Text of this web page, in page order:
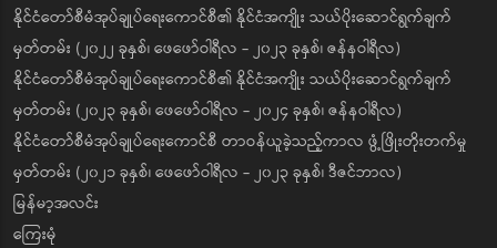
နိုင်ငံတော်စီမံအုပ်ချုပ်ရေးကောင်စီ၏ နိုင်ငံအကျိုး သယ်ပိုးဆောင်ရွက်ချက်
မှတ်တမ်း (၂၀၂၂ ခုနှစ်၊ ဖေဖော်ဝါရီလ - ၂၀၂၃ ခုနှစ်၊ ဇန်နဝါရီလ)
နိုင်ငံတော်စီမံအုပ်ချုပ်ရေးကောင်စီ၏ နိုင်ငံအကျိုး သယ်ပိုးဆောင်ရွက်ချက်
မှတ်တမ်း (၂၀၂၃ ခုနှစ်၊ ဖေဖော်ဝါရီလ - ၂၀၂၄ ခုနှစ်၊ ဇန်နဝါရီလ)
နိုင်ငံတော်စီမံအုပ်ချုပ်ရေးကောင်စီ တာဝန်ယူခဲ့သည့်ကာလ ဖွံ့ဖြိုးတိုးတက်မှု
မှတ်တမ်း (၂၀၂၁ ခုနှစ်၊ ဖေဖော်ဝါရီလ - ၂၀၂၃ ခုနှစ်၊ ဒီဇင်ဘာလ)
မြန်မာ့အလင်း
ကြေးမုံ